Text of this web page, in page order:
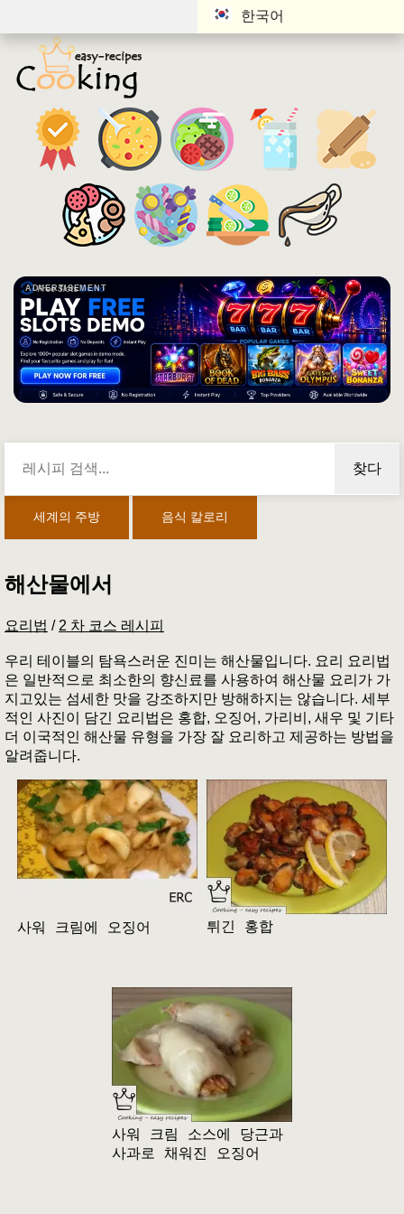
한국어
ADVERTISEMENT
찾다
세계의 주방 음식 칼로리
해산물에서
요리법 / 2 차 코스 레시피
우리 테이블의 탐욕스러운 진미는 해산물입니다. 요리 요리법
은 일반적으로 최소한의 향신료를 사용하여 해산물 요리가 가
지고있는 섬세한 맛을 강조하지만 방해하지는 않습니다. 세부
적인 사진이 담긴 요리법은 홍합, 오징어, 가리비, 새우 및 기타
더 이국적인 해산물 유형을 가장 잘 요리하고 제공하는 방법을
알려줍니다.
사워 크림에 오징어 튀긴 홍합
사워 크림 소스에 당근과
사과로 채워진 오징어